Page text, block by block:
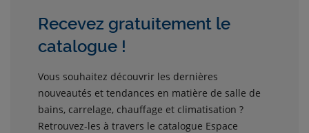
Recevez gratuitement le
catalogue !
Vous souhaitez découvrir les dernières
nouveautés et tendances en matière de salle de
bains, carrelage, chauffage et climatisation ?
Retrouvez-les à travers le catalogue Espace